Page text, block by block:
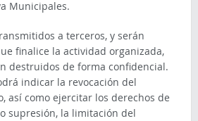
Municipales.
a terceros, y serán
finalice la actividad organizada,
destruidos de forma confidencial.
indicar la revocación del
así como ejercitar los derechos de
supresión, la limitación del